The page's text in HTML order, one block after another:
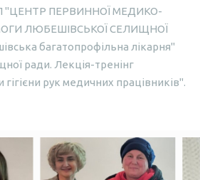
"ЦЕНТР ПЕРВИННОЇ МЕДИКО-
ЛЮБЕШІВСЬКОЇ СЕЛИЩНОЇ
багатопрофільна лікарня"
ради. Лекція-тренінг
рук медичних працівників".